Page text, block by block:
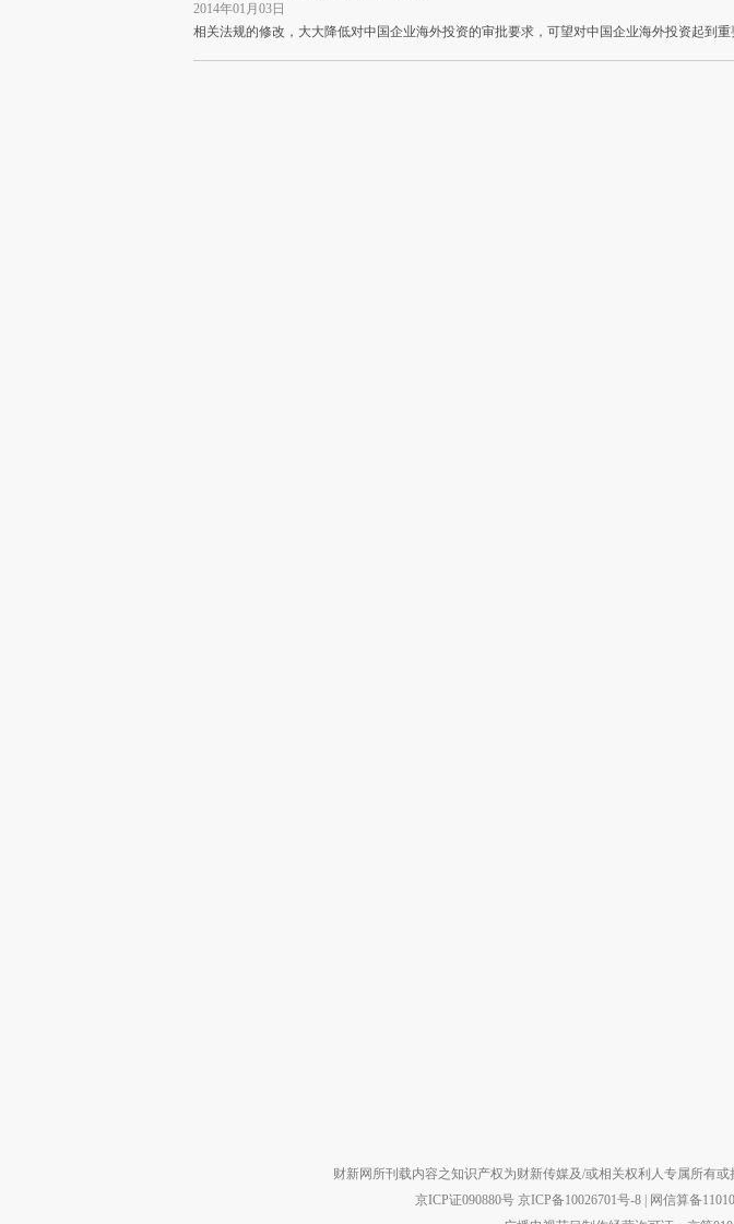
2014年01月03日
相关法规的修改，大大降低对中国企业海外投资的审批要求，可望对中国企业海外投资起到重
财新网所刊载内容之知识产权为财新传媒及/或相关权利人专属所有
京ICP证090880号 京ICP备10026701号-8 网信算备